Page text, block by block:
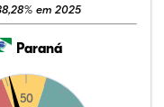
em 2025
Paraná
50